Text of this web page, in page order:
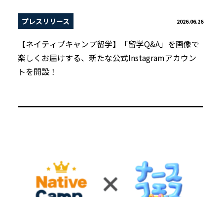
プレスリリース 2026.06.26
【ネイティブキャンプ留学】「留学Q&A」を画像で
楽しくお届けする、新たな公式Instagramアカウン
トを開設！